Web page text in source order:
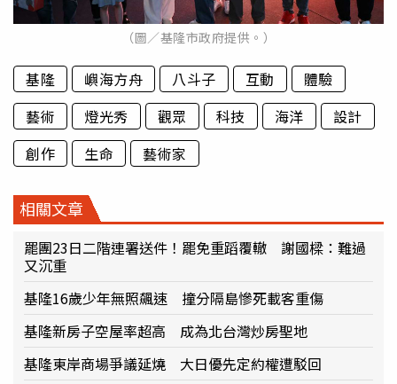
（圖／基隆市政府提供。）
基隆 嶼海方舟 八斗子 互動
體驗
藝術
燈光秀 觀眾 科技 海洋
設計
創作
生命 藝術家
相關文章
罷團23日二階連署送件！罷免重蹈覆轍 謝國樑：難過
又沉重
基隆16歲少年無照飆速 撞分隔島慘死載客重傷
基隆新房子空屋率超高 成為北台灣炒房聖地
基隆東岸商場爭議延燒 大日優先定約權遭駁回